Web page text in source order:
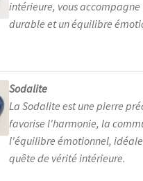
intérieure, vous accompagne
durable et un équilibre
Sodalite
La Sodalite est une pierre
favorise l'harmonie, la
l'équilibre émotionnel, idéale
quête de vérité intérieure.